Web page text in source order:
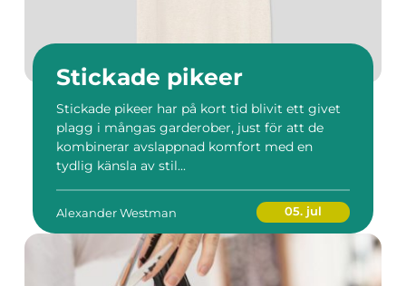
Stickade pikeer
Stickade pikeer har på kort tid blivit ett givet
plagg i mångas garderober, just för att de
kombinerar avslappnad komfort med en
tydlig känsla av stil...
Alexander Westman 05. jul